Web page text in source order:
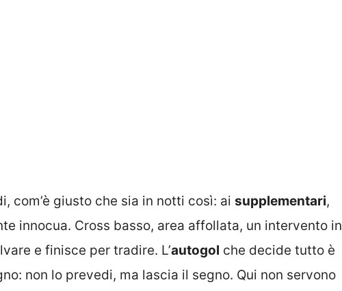
com’è giusto che sia in notti così: ai supplementari,
innocua. Cross basso, area affollata, un intervento in
e finisce per tradire. L’autogol che decide tutto è
non lo prevedi, ma lascia il segno. Qui non servono